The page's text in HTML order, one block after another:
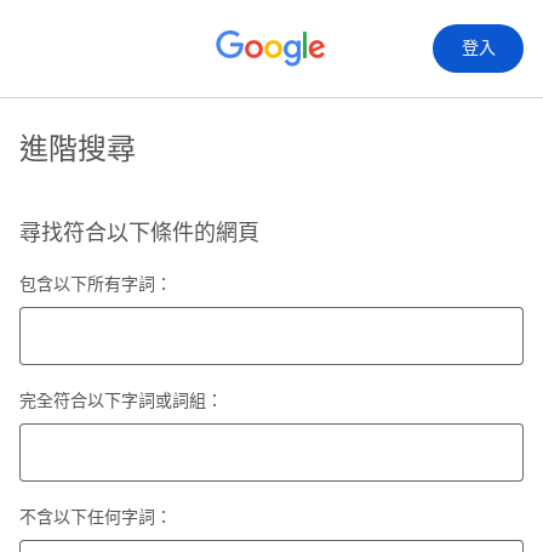
登入
進階搜尋
尋找符合以下條件的網頁
包含以下所有字詞：
完全符合以下字詞或詞組：
不含以下任何字詞：